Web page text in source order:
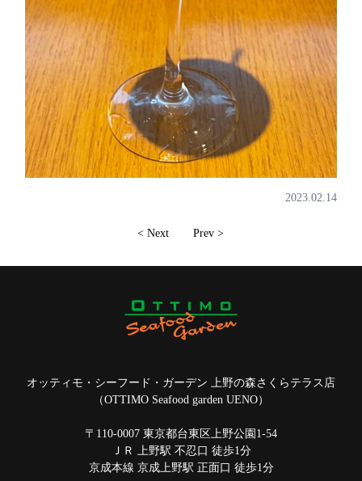
2023.02.14
< Next Prev >
オッティモ・シーフード・ガーデン 上野の森さくらテラス店
（OTTIMO Seafood garden UENO）
〒110-0007 東京都台東区上野公園1-54
ＪＲ 上野駅 不忍口 徒歩1分
京成本線 京成上野駅 正面口 徒歩1分